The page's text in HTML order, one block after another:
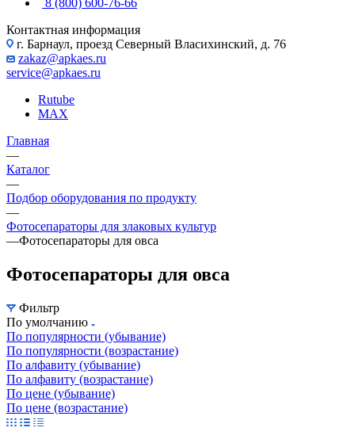
8 (800) 600-76-66
Контактная информация
г. Барнаул, проезд Северный Власихинский, д. 76
zakaz@apkaes.ru
service@apkaes.ru
Rutube
MAX
Главная
—
Каталог
—
Подбор оборудования по продукту
—
Фотосепараторы для злаковых культур
—Фотосепараторы для овса
Фотосепараторы для овса
Фильтр
По умолчанию
По популярности (убывание)
По популярности (возрастание)
По алфавиту (убывание)
По алфавиту (возрастание)
По цене (убывание)
По цене (возрастание)